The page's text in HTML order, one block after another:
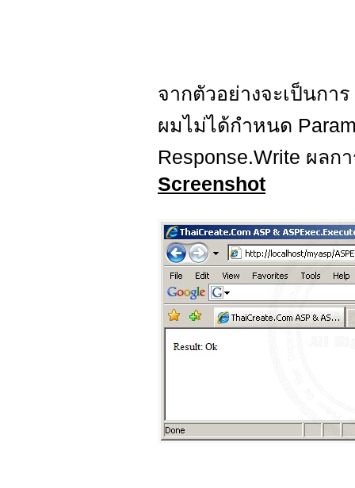
จากตัวอย่างจะเป็นกา
ผมไม่ได้กำหนด
Response.Write ผลก
Screenshot